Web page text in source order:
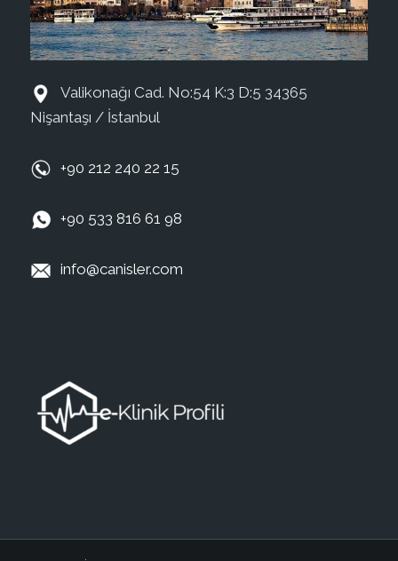
Valikonağı Cad. No:54 K:3 D:5 34365
Nişantaşı / İstanbul
+90 212 240 22 15
+90 533 816 61 98
info@canisler.com